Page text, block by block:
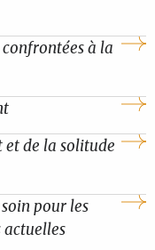
à la
et de la solitude
pour les
actuelles